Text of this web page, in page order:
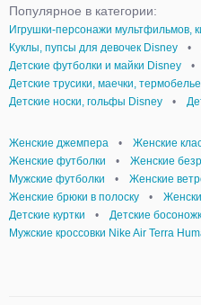
Популярное в категории:
Игрушки-персонажи мультфильмов,
Куклы, пупсы для девочек Disney
•
Детские футболки и майки Disney
•
Детские трусики, маечки,
Детские носки, гольфы Disney
•
Женские джемпера • Женские
Женские футболки
• Женские
Мужские футболки
• Женские
Женские брюки в полоску
•
Детские куртки
• Детские
Мужские кроссовки Nike Air Terra